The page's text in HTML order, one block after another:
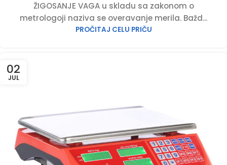
ŽIGOSANJE VAGA u skladu sa zakonom o
metrologoji naziva se overavanje merila. Bažd...
PROČITAJ CELU PRIČU
02
JUL